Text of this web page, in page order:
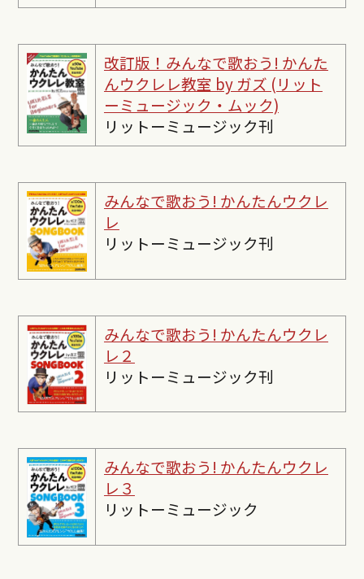
改訂版！みんなで歌おう! かんた
んウクレレ教室 by ガズ (リット
ーミュージック・ムック)
リットーミュージック刊
みんなで歌おう! かんたんウクレ
レ
リットーミュージック刊
みんなで歌おう! かんたんウクレ
レ２
リットーミュージック刊
みんなで歌おう! かんたんウクレ
レ３
リットーミュージック